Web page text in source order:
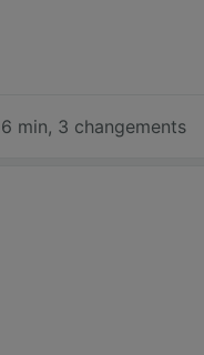
min, 3 changements